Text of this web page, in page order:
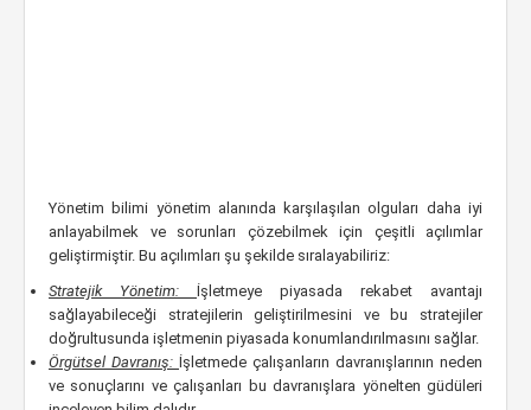
Yönetim bilimi yönetim alanında karşılaşılan olguları daha iyi
anlayabilmek ve sorunları çözebilmek için çeşitli açılımlar
geliştirmiştir. Bu açılımları şu şekilde sıralayabiliriz:
Stratejik Yönetim: İşletmeye piyasada rekabet avantajı
sağlayabileceği stratejilerin geliştirilmesini ve bu stratejiler
doğrultusunda işletmenin piyasada konumlandırılmasını sağlar.
Örgütsel Davranış: İşletmede çalışanların davranışlarının neden
ve sonuçlarını ve çalışanları bu davranışlara yönelten güdüleri